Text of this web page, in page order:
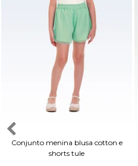
Conjunto menina blusa cotton e
shorts tule